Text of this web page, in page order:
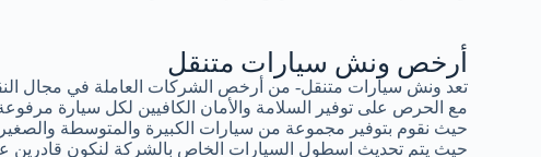
أرخص ونش سيارات متنقل
تعد ونش سيارات متنقل- من أرخص الشركات العاملة في مجال
مع الحرص على توفير السلامة والأمان الكافيين لكل سيارة
حيث نقوم بتوفير مجموعة من سيارات الكبيرة والمتوسطة
حيث يتم تحديث اسطول السيارات الخاص بالشركة لنكون قادرين على